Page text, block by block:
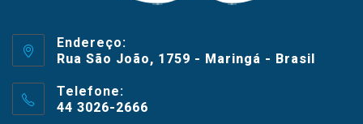
Endereço:
Rua São João, 1759 - Maringá - Brasil
Telefone:
44 3026-2666